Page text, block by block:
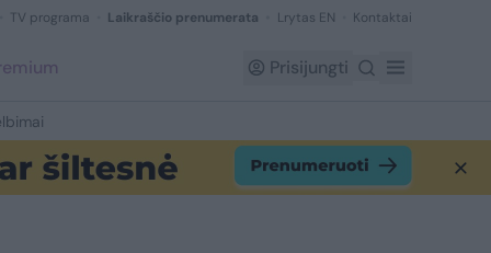
TV programa Laikraščio prenumerata Lrytas EN Kontaktai
Prisijungti